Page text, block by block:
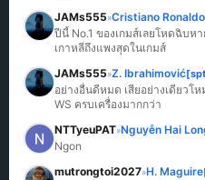
JAMs555»Cristiano Ronaldo
ปีนี้ No.1 ของเกมส์เลยโหดฉิบห
เกาหลีถึงแพงสุดในเกมส์
JAMs555»Z. Ibrahimović
อย่างอื่นดีหมด เสียอย่างเดียวโ
WS ครบเครื่องมากกว่า
NTTyeuPAT»Nguyễn Hai
Ngon
mutrongtoi2027»H. Maguire